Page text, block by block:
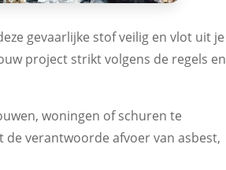
gevaarlijke stof veilig en vlot uit je
project strikt volgens de regels en
woningen of schuren te
verantwoorde afvoer van asbest,